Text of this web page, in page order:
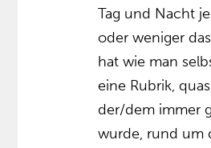
Tag und Nacht
oder weniger
hat wie man
eine Rubrik,
der/dem immer
wurde, rund um